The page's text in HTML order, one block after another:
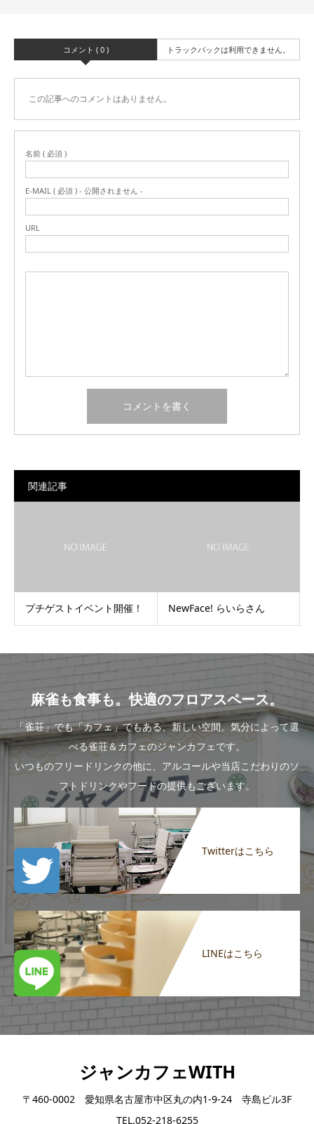
コメント ( 0 ) トラックバックは利用できません。
この記事へのコメントはありません。
名前 ( 必須 )
E-MAIL ( 必須 ) - 公開されません -
URL
関連記事
プチゲストイベント開催！ NewFace! らいらさん
麻雀も食事も。快適のフロアスペース。
「雀荘」でも「カフェ」でもある、新しい空間。気分によって選
べる雀荘＆カフェのジャンカフェです。
いつものフリードリンクの他に、アルコールや当店こだわりのソ
フトドリンクやフードの提供もございます。
Twitterはこちら
LINEはこちら
ジャンカフェWITH
〒460-0002 愛知県名古屋市中区丸の内1-9-24 寺島ビル3F
TEL.052-218-6255